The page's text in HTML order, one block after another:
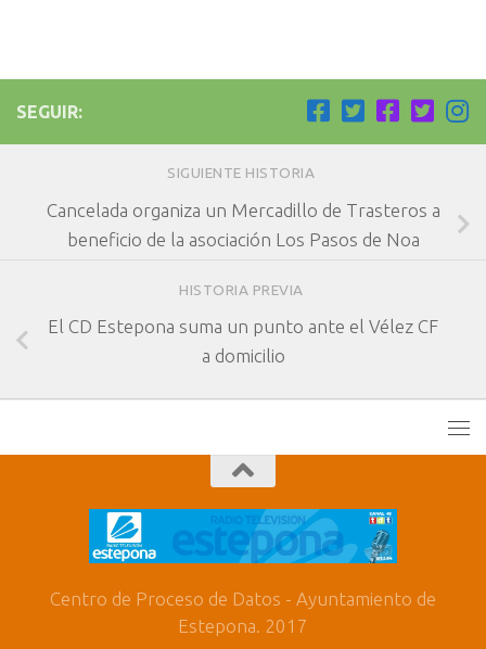
SEGUIR:
SIGUIENTE HISTORIA
Cancelada organiza un Mercadillo de Trasteros a
beneficio de la asociación Los Pasos de Noa
HISTORIA PREVIA
El CD Estepona suma un punto ante el Vélez CF
a domicilio
Centro de Proceso de Datos - Ayuntamiento de
Estepona. 2017